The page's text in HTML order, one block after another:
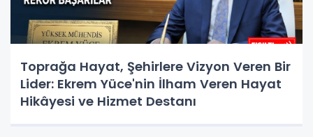
Toprağa Hayat, Şehirlere Vizyon Veren Bir
Lider: Ekrem Yüce'nin İlham Veren Hayat
Hikâyesi ve Hizmet Destanı